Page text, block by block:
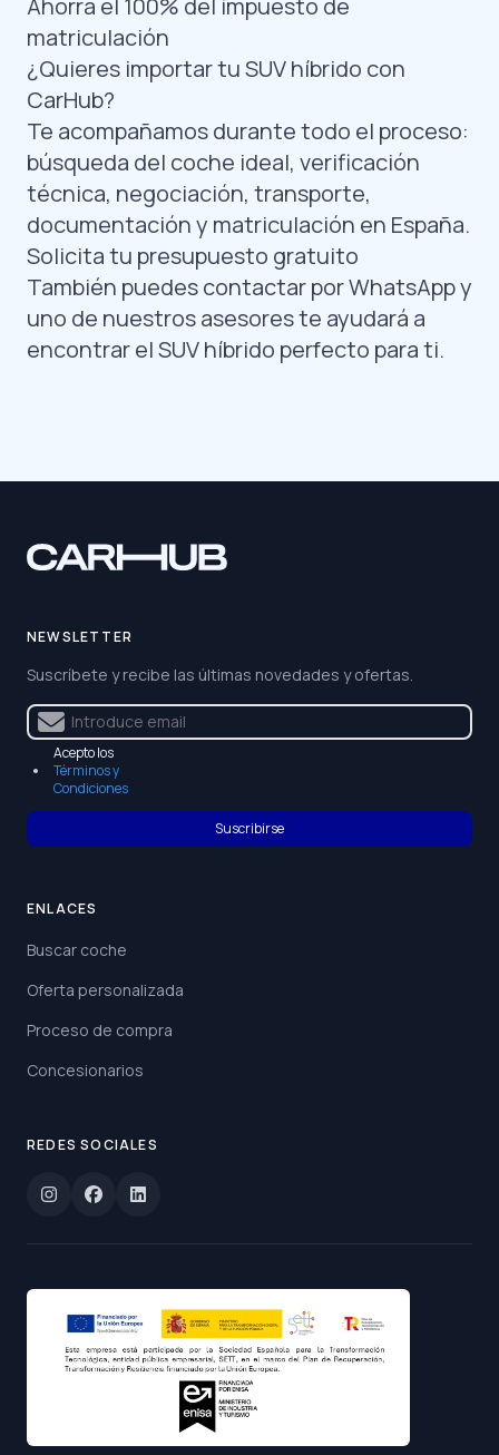
Ahorra el 100% del impuesto de
matriculación
¿Quieres importar tu SUV híbrido con
CarHub?
Te acompañamos durante todo el proceso:
búsqueda del coche ideal, verificación
técnica, negociación, transporte,
documentación y matriculación en España.
Solicita tu presupuesto gratuito
También puedes contactar porWhatsAppy
uno de nuestros asesores te ayudará a
encontrar el SUV híbrido perfecto para ti.
NEWSLETTER
Suscríbete y recibe las últimas novedades y ofertas.
Acepto los
Términos y
Condiciones
Suscribirse
ENLACES
Buscar coche
Oferta personalizada
Proceso de compra
Concesionarios
REDES SOCIALES